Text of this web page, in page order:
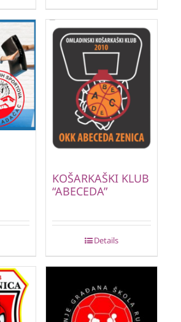
KOŠARKAŠKI KLUB
“ABECEDA”
Details